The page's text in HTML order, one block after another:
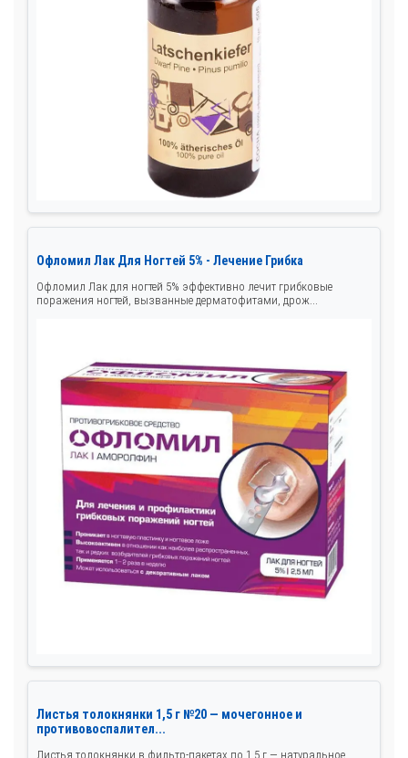
Офломил Лак Для Ногтей 5% - Лечение Грибка
Офломил Лак для ногтей 5% эффективно лечит грибковые
поражения ногтей, вызванные дерматофитами, дрож...
Листья толокнянки 1,5 г №20 — мочегонное и
противовоспалител...
Листья толокнянки в фильтр-пакетах по 1,5 г — натуральное